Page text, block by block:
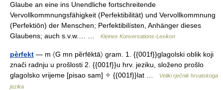
Glaube an eine ins Unendliche fortschreitende
Vervollkommnungsfähigkeit (Perfektibilität) und Vervollkommnung
(Perfektiōn) der Menschen; Perfektibilísten, Anhänger dieses
Glaubens; auch s.v.w.… …
Kleines Konversations-Lexikon
pèrfekt — m 〈G mn pȅrfēktā〉 gram. 1. {{001f}}glagolski oblik koji
znači radnju u prošlosti 2. {{001f}}u hrv. jeziku, složeno prošlo
glagolsko vrijeme [pisao sam] ✧ {{001f}}lat …
Veliki rječnik hrvatskoga
jezika